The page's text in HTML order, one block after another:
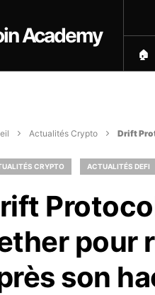
Academy
🏠︎
Actualités Crypto Drift
CRYPTO ACTUALITÉS DEFI
pour
son